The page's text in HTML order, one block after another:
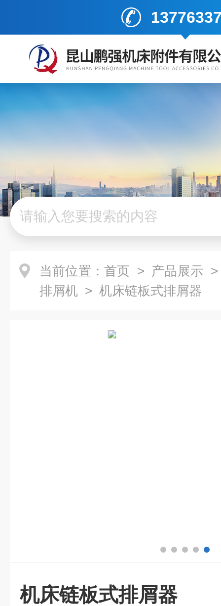
当前位置： 首页 > 产品展示
排屑机 > 机床链板式排屑器
机床链板式排屑器